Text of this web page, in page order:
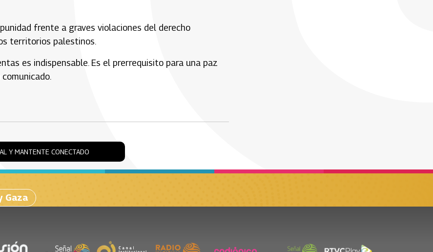
frente a graves violaciones del derecho
territorios palestinos.
es indispensable. Es el prerrequisito para una paz
Y MANTENTE CONECTADO
Gaza